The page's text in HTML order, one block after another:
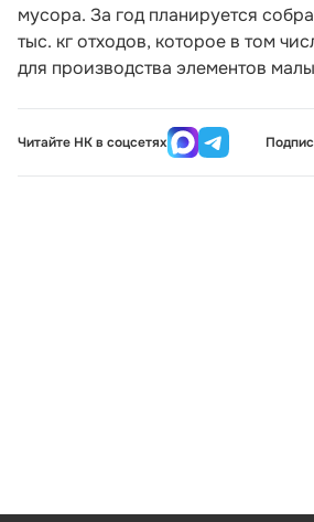
мусора. За год планируется
тыс. кг отходов, которое в том
для производства элементов
Читайте НК в соцсетях